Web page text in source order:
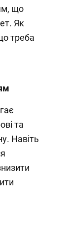
що
Як
треба
та
Навіть